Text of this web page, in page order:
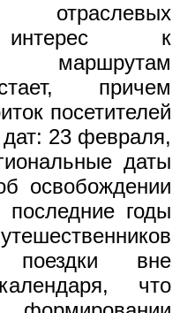
интерес к
маршрутам
причем
посетителей
23 февраля,
даты
освобождении
годы
поездки вне
что